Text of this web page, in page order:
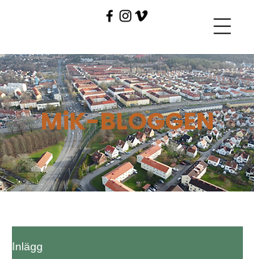
MiK-BLOGGEN
Inlägg